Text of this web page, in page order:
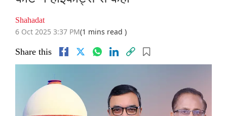
Shahadat
6 Oct 2025 3:37 PM(1 mins read )
Share this